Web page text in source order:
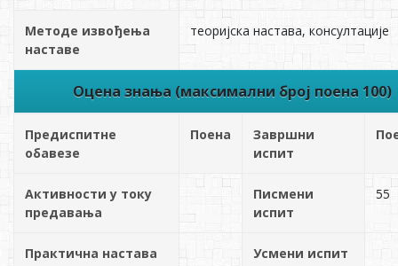
Методе извођења
наставе
теоријска настава, консултације
Оцена знања (максимални број поена 100)
Предиспитне
обавезе
Поена
Завршни
испит
Активности у току
предавања
Писмени
испит
55
Практична настава Усмени испит